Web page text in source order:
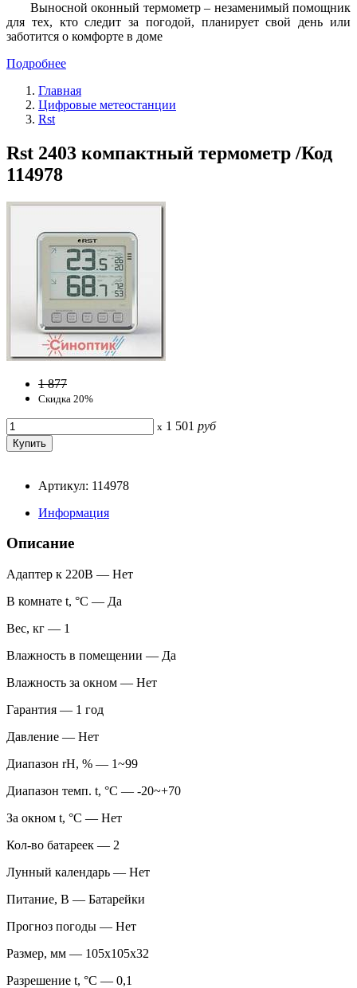
Выносной оконный термометр – незаменимый помощник
для тех, кто следит за погодой, планирует свой день или
заботится о комфорте в доме
Подробнее
Главная
Цифровые метеостанции
Rst
Rst 2403 компактный термометр /Код
114978
1 877
Скидка 20%
x 1 501 руб
Артикул: 114978
Информация
Описание
Адаптер к 220В — Нет
В комнате t, °С — Да
Вес, кг — 1
Влажность в помещении — Да
Влажность за окном — Нет
Гарантия — 1 год
Давление — Нет
Диапазон rH, % — 1~99
Диапазон темп. t, °С — -20~+70
За окном t, °С — Нет
Кол-во батареек — 2
Лунный календарь — Нет
Питание, В — Батарейки
Прогноз погоды — Нет
Размер, мм — 105х105х32
Разрешение t, °С — 0,1